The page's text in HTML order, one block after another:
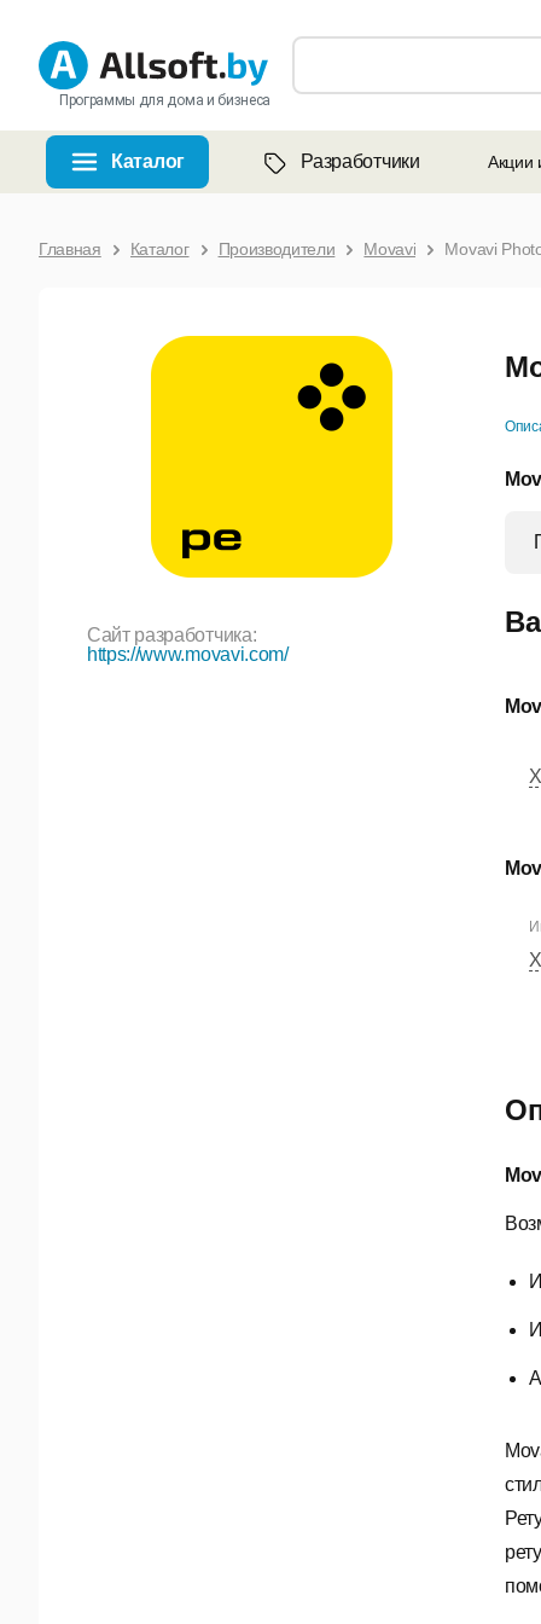
Программы для дома и бизнеса
Каталог Разработчики Акции
Главная Каталог Производители Movavi Movavi
Сайт разработчика:
https://www.movavi.com/